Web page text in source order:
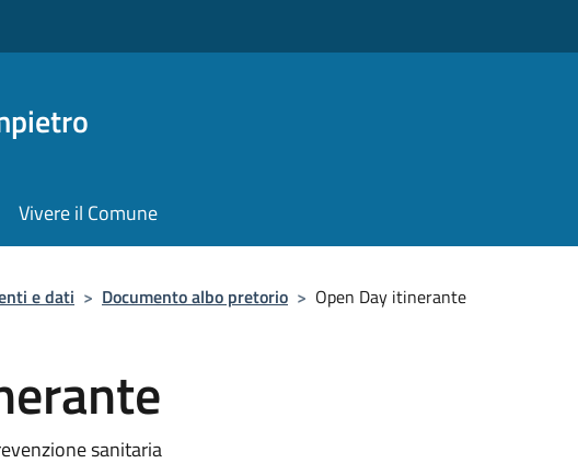
Vivere il Comune
e dati > Documento albo pretorio > Open Day itinerante
sanitaria